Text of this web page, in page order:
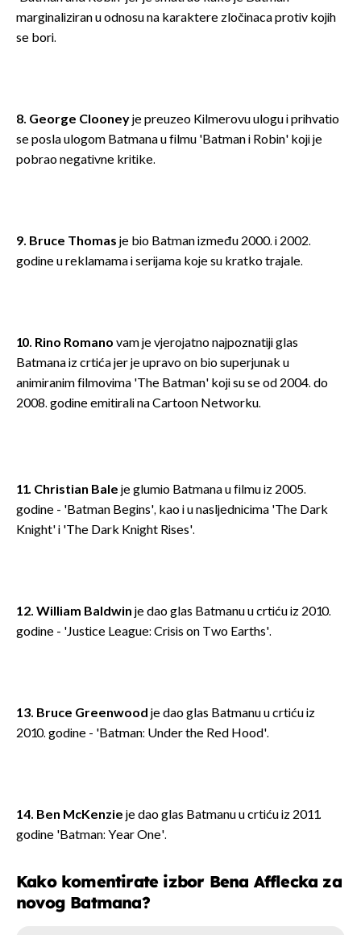
marginaliziran u odnosu na karaktere zločinaca protiv kojih
se bori.
8. George Clooneyje preuzeo Kilmerovu ulogu i prihvatio
se posla ulogom Batmana u filmu 'Batman i Robin' koji je
pobrao negativne kritike.
9. Bruce Thomas je bio Batman između 2000. i 2002.
godine u reklamama i serijama koje su kratko trajale.
10. Rino Romano vam je vjerojatno najpoznatiji glas
Batmana iz crtića jer je upravo on bio superjunak u
animiranim filmovima 'The Batman' koji su se od 2004. do
2008. godine emitirali na Cartoon Networku.
11. Christian Bale je glumio Batmana u filmu iz 2005.
godine - 'Batman Begins', kao i u nasljednicima 'The Dark
Knight' i 'The Dark Knight Rises'.
12. William Baldwin je dao glas Batmanu u crtiću iz 2010.
godine - 'Justice League: Crisis on Two Earths'.
13. Bruce Greenwood je dao glas Batmanu u crtiću iz
2010. godine - 'Batman: Under the Red Hood'.
14. Ben McKenzie je dao glas Batmanu u crtiću iz 2011.
godine 'Batman: Year One'.
Kako komentirate izbor Bena Afflecka za
novog Batmana?